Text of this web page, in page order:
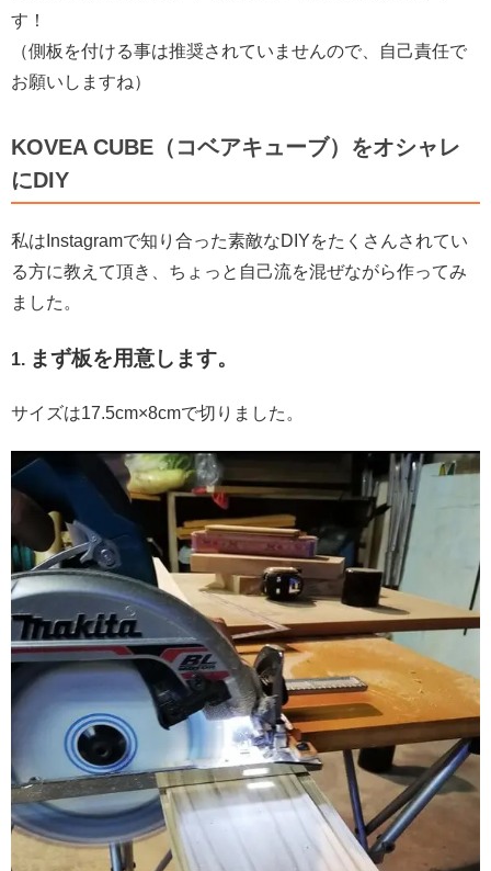
す！
（側板を付ける事は推奨されていませんので、自己責任で
お願いしますね）
KOVEA CUBE（コベアキューブ）をオシャレ
にDIY
私はInstagramで知り合った素敵なDIYをたくさんされてい
る方に教えて頂き、ちょっと自己流を混ぜながら作ってみ
ました。
1. まず板を用意します。
サイズは17.5cm×8cmで切りました。